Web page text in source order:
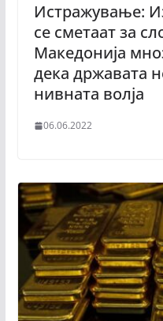
Истражување:
се сметаат за
Македонија
дека државата
нивната волја
06.06.2022